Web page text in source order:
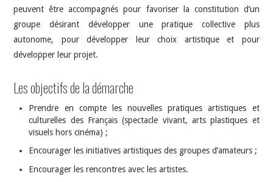
peuvent être accompagnés pour favoriser la constitution d’un
groupe désirant développer une pratique collective plus
autonome, pour développer leur choix artistique et pour
développer leur projet.
Les objectifs de la démarche
Prendre en compte les nouvelles pratiques artistiques et
culturelles des Français (spectacle vivant, arts plastiques et
visuels hors cinéma) ;
Encourager les initiatives artistiques des groupes d’amateurs ;
Encourager les rencontres avec les artistes.